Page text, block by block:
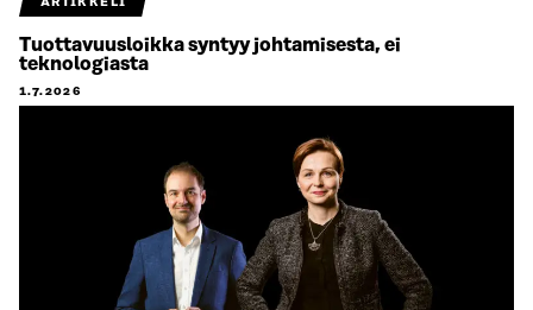
Tuottavuusloikka syntyy johtamisesta, ei
teknologiasta
1.7.2026